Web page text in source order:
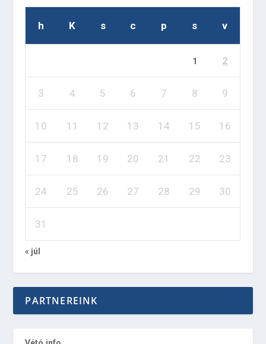
h K s c p s v
1 2
3 4 5 6 7 8 9
10 11 12 13 14 15 16
17 18 19 20 21 22 23
24 25 26 27 28 29 30
31
« júl
PARTNEREINK